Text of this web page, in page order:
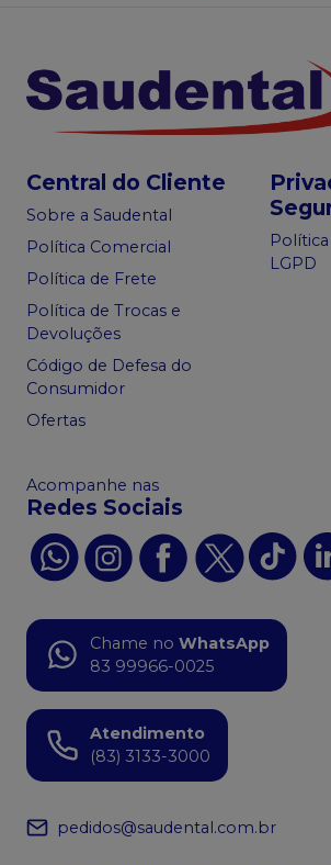
Central do Cliente
Sobre a Saudental
Política Comercial
Política de Frete
Política de Trocas e
Devoluções
Código de Defesa do
Consumidor
Ofertas
LGPD
Acompanhe nas
Redes Sociais
Chame no WhatsApp
83 99966-0025
Atendimento
(83) 3133-3000
pedidos@saudental.com.br